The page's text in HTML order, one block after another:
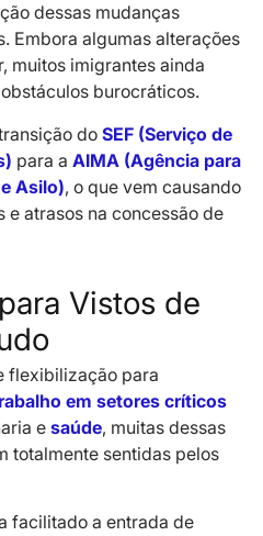
dessas mudanças
Embora algumas alterações
muitos imigrantes ainda
burocráticos.
do SEF (Serviço de
para a AIMA (Agência para
Asilo), o que vem causando
e atrasos na concessão de
Vistos de
flexibilização para
em setores críticos
esaúde, muitas dessas
totalmente sentidas pelos
facilitado a entrada de